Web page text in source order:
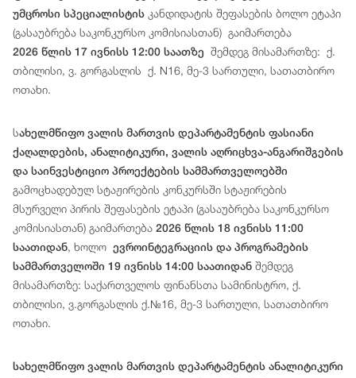
უმცროსი სპეციალისტის კანდიდატის შეფასების ბოლო ეტაპი
(გასაუბრება საკონკურსო კომისიასთან) გაიმართება
2026 წლის 17 ივნისს 12:00 საათზე შემდეგ მისამართზე: ქ.
თბილისი, ვ. გორგასლის ქ. N16, მე-3 სართული, სათათბირო
ოთახი.
სახელმწიფო ვალის მართვის დეპარტამენტის ფასიანი
ქაღალდების, ანალიტიკური, ვალის აღრიცხვა-ანგარიშგების
და საინვესტიციო პროექტების სამმართველოებში
გამოცხადებულ სტაჟირების კონკურსში სტაჟირების
მსურველი პირის შეფასების ეტაპი (გასაუბრება საკონკურსო
კომისიასთან) გაიმართება 2026 წლის 18 ივნისს 11:00
საათიდან, ხოლო ევროინტეგრაციის და პროგრამების
სამმართველოში 19 ივნისს 14:00 საათიდან შემდეგ
მისამართზე: საქართველოს ფინანსთა სამინისტრო, ქ.
თბილისი, ვ.გორგასლის ქ.№16, მე-3 სართული, სათათბირო
ოთახი.
სახელმწიფო ვალის მართვის დეპარტამენტის ანალიტიკური